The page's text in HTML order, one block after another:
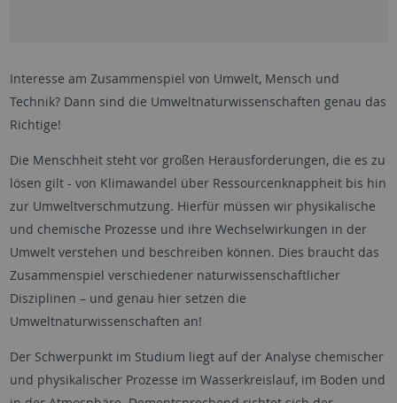
Interesse am Zusammenspiel von Umwelt, Mensch und
Technik? Dann sind die Umweltnaturwissenschaften genau das
Richtige!
Die Menschheit steht vor großen Herausforderungen, die es zu
lösen gilt - von Klimawandel über Ressourcenknappheit bis hin
zur Umweltverschmutzung. Hierfür müssen wir physikalische
und chemische Prozesse und ihre Wechselwirkungen in der
Umwelt verstehen und beschreiben können. Dies braucht das
Zusammenspiel verschiedener naturwissenschaftlicher
Disziplinen – und genau hier setzen die
Umweltnaturwissenschaften an!
Der Schwerpunkt im Studium liegt auf der Analyse chemischer
und physikalischer Prozesse im Wasserkreislauf, im Boden und